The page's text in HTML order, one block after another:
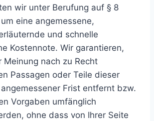
wir unter Berufung auf § 8
eine angemessene,
und schnelle
Kostennote. Wir garantieren,
Meinung nach zu Recht
Passagen oder Teile dieser
Frist entfernt bzw.
Vorgaben umfänglich
ohne dass von Ihrer Seite